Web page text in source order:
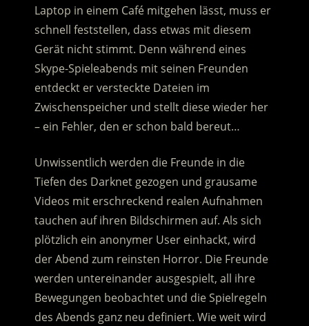
Laptop in einem Café mitgehen lässt, muss er
schnell feststellen, dass etwas mit diesem
Gerät nicht stimmt. Denn während eines
Skype-Spieleabends mit seinen Freunden
entdeckt er versteckte Dateien im
Zwischenspeicher und stellt diese wieder her
– ein Fehler, den er schon bald bereut…
Unwissentlich werden die Freunde in die
Tiefen des Darknet gezogen und grausame
Videos mit erschreckend realen Aufnahmen
tauchen auf ihren Bildschirmen auf. Als sich
plötzlich ein anonymer User einhackt, wird
der Abend zum reinsten Horror. Die Freunde
werden untereinander ausgespielt, all ihre
Bewegungen beobachtet und die Spielregeln
des Abends ganz neu definiert. Wie weit wird